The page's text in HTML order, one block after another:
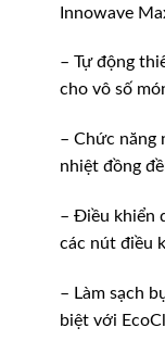
Innowave
– Tự động
cho vô số
– Chức năng
nhiệt đồng
– Điều khiển
các nút điều
– Làm sạch
biệt với